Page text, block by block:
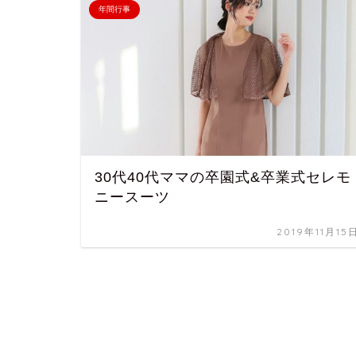
年間行事
30代40代ママの卒園式&卒業式セレモ
ニースーツ
2019年11月15